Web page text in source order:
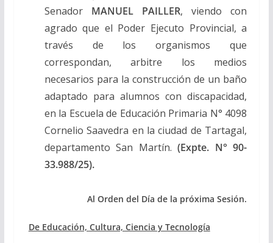
Senador MANUEL PAILLER, viendo con
agrado que el Poder Ejecuto Provincial, a
través de los organismos que
correspondan, arbitre los medios
necesarios para la construcción de un baño
adaptado para alumnos con discapacidad,
en la Escuela de Educación Primaria N° 4098
Cornelio Saavedra en la ciudad de Tartagal,
departamento San Martín.(Expte. N° 90-
33.988/25).
Al Orden del Día de la próxima Sesión.
De Educación, Cultura, Ciencia y Tecnología